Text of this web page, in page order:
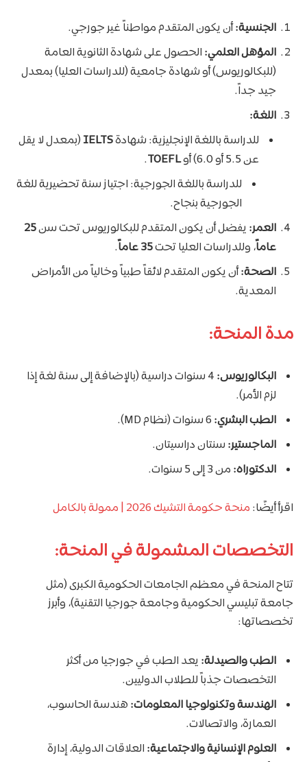
الجنسية:أن يكون المتقدم مواطناً غير جورجي.
المؤهل العلمي: الحصول على شهادة الثانوية العامة
(للبكالوريوس) أو شهادة جامعية (للدراسات العليا) بمعدل
جيد جداً.
اللغة:
للدراسة باللغة الإنجليزية: شهادةIELTS (بمعدل لا يقل
عن 5.5 أو 6.0) أو
TOEFL
.
للدراسة باللغة الجورجية: اجتياز سنة تحضيرية للغة
الجورجية بنجاح.
العمر: يفضل أن يكون المتقدم للبكالوريوس تحت سن25
عاماً، وللدراسات العليا تحت35 عاماً
.
الصحة:أن يكون المتقدم لائقاً طبياً وخالياً من الأمراض
المعدية.
مدة المنحة:
البكالوريوس:
4 سنوات دراسية (بالإضافة إلى سنة لغة إذا
لزم الأمر).
الطب البشري:
الماجستير: سنتان دراسيتان.
الدكتوراه: من 3 إلى 5 سنوات.
اقرأ أيضًا: منحة حكومة التشيك 2026 | ممولة بالكامل
التخصصات المشمولة في المنحة:
تتاح المنحة في معظم الجامعات الحكومية الكبرى (مثل
جامعة تبليسي الحكومية وجامعة جورجيا التقنية)، وأبرز
تخصصاتها:
الطب والصيدلة: يعد الطب في جورجيا من أكثر
التخصصات جذباً للطلاب الدوليين.
الهندسة وتكنولوجيا المعلومات: هندسة الحاسوب،
العمارة، والاتصالات.
العلوم الإنسانية والاجتماعية: العلاقات الدولية، إدارة